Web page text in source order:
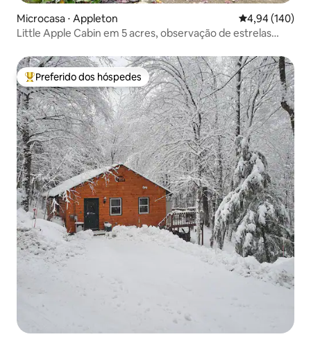
Microcasa ⋅ Appleton 4,94 de uma
4,94 (140)
Little Apple Cabin em 5 acres, observação de estrelas
Entre os melhores preferidos dos hóspedes
Preferido dos hóspedes